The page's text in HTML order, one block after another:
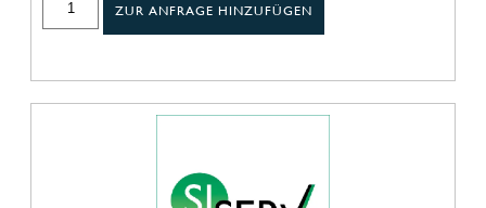
ZUR ANFRAGE HINZUFÜGEN